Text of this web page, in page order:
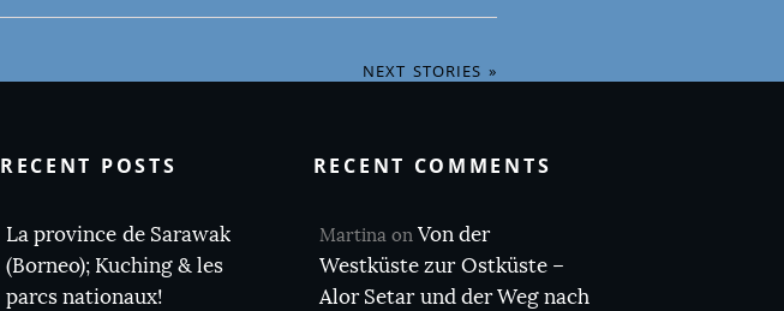
NEXT STORIES »
RECENT POSTS
La province de Sarawak
(Borneo); Kuching & les
parcs nationaux!
RECENT COMMENTS
Martinaon Von der
Westküste zur Ostküste –
Alor Setar und der Weg nach